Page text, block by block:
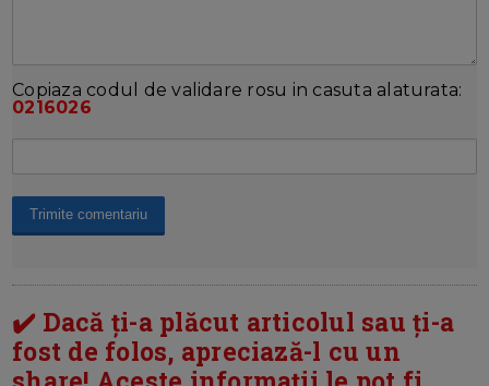
Copiaza codul de validare rosu in casuta alaturata:
0216026
✔️ Dacă ți-a plăcut articolul sau ți-a
fost de folos, apreciază-l cu un